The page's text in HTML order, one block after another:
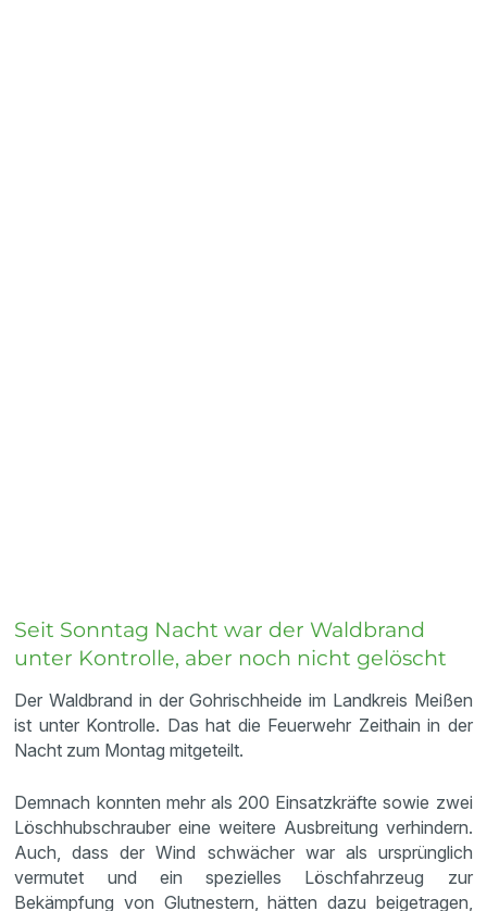
Seit Sonntag Nacht war der Waldbrand
unter Kontrolle, aber noch nicht gelöscht
Der Waldbrand in der Gohrischheide im Landkreis Meißen
ist unter Kontrolle. Das hat die Feuerwehr Zeithain in der
Nacht zum Montag mitgeteilt.
Demnach konnten mehr als 200 Einsatzkräfte sowie zwei
Löschhubschrauber eine weitere Ausbreitung verhindern.
Auch, dass der Wind schwächer war als ursprünglich
vermutet und ein spezielles Löschfahrzeug zur
Bekämpfung von Glutnestern, hätten dazu beigetragen,